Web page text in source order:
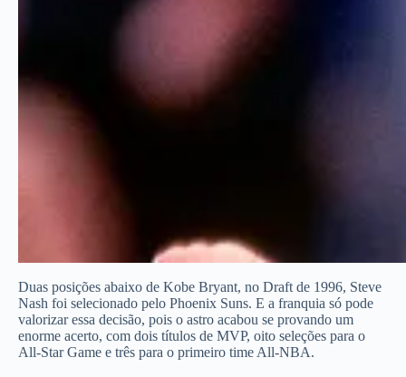
Duas posições abaixo de Kobe Bryant, no Draft de 1996, Steve
Nash foi selecionado pelo Phoenix Suns. E a franquia só pode
valorizar essa decisão, pois o astro acabou se provando um
enorme acerto, com dois títulos de MVP, oito seleções para o
All-Star Game e três para o primeiro time All-NBA.